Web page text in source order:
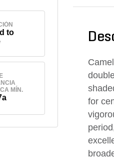
to
MÍN.
for